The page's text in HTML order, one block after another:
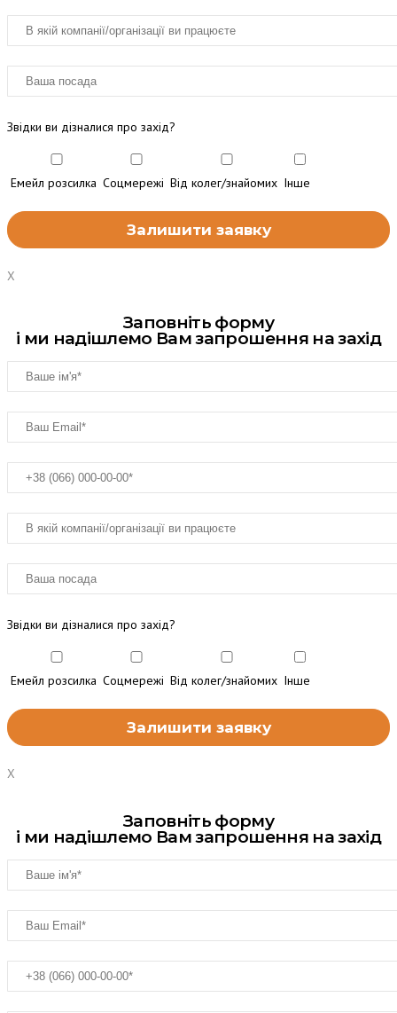
Звідки ви дізналися про захід?
Емейл розсилка Соцмережі Від колег/знайомих Інше
X
Заповніть форму
і ми надішлемо Вам запрошення на захід
Звідки ви дізналися про захід?
Емейл розсилка Соцмережі Від колег/знайомих Інше
X
Заповніть форму
і ми надішлемо Вам запрошення на захід